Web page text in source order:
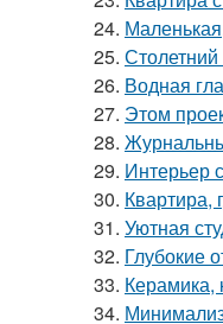
24.
25.
26. Водная
27. Этом
28.
29. Интерьер
30. Квартира,
31. Уютная
32. Глубокие
33. Керамика,
34.